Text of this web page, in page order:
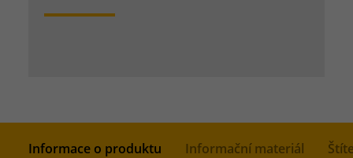
Informace o produktu Informační materiál